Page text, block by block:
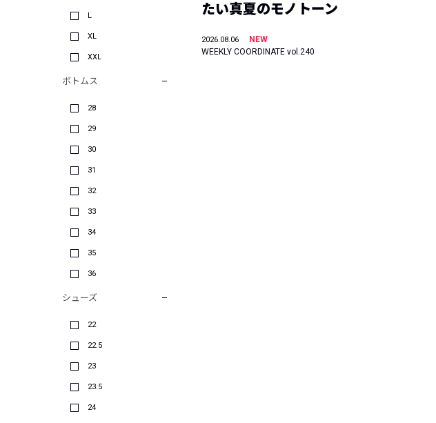
L
XL
XXL
ボトムス
28
29
30
31
32
33
34
35
36
シューズ
22
22.5
23
23.5
24
たい真夏のモノトーン
2026.08.06
NEW
WEEKLY COORDINATE vol.240